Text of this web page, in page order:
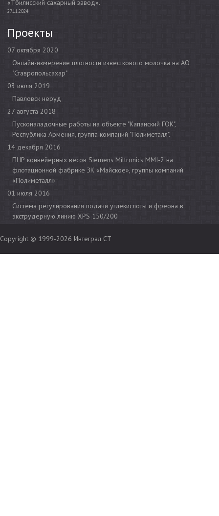
«Тбилисский сахарный завод».
27.11.2024
Проекты
07 октября 2020
Онлайн-измерение плотности известкового молочка на АО
"Ставропольсахар"
03 июля 2019
Павловск неруд
27 августа 2018
Пусконаладочные работы на объекте "Капанский ГОК",
Республика Армения, группа компаний "Полиметалл".
14 декабря 2016
ПНР конвейерных весов Siemens Miltronics MMI-2 на
флотационной фабрике ЗК «Майское», группы компаний
«Полиметалл»
01 июля 2016
Cистема регулирования подачи углекислоты и фреона в
экструдерную линию XPS 150/200
Copyright © 1999-2026 Интеграл СТ